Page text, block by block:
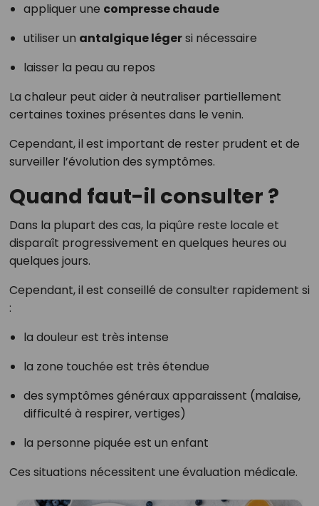
appliquer une compresse chaude
utiliser un antalgique légersi nécessaire
laisser la peau au repos
La chaleur peut aider à neutraliser partiellement
certaines toxines présentes dans le venin.
Cependant, il est important de rester prudent et de
surveiller l’évolution des symptômes.
Quand faut-il consulter ?
Dans la plupart des cas, la piqûre reste locale et
disparaît progressivement en quelques heures ou
quelques jours.
Cependant, il est conseillé de consulter rapidement si
:
la douleur est très intense
la zone touchée est très étendue
des symptômes généraux apparaissent (malaise,
difficulté à respirer, vertiges)
la personne piquée est un enfant
Ces situations nécessitent une évaluation médicale.